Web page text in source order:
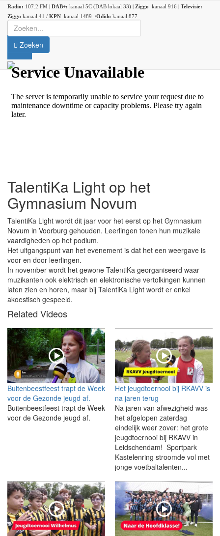
Radio: 107.2 FM | DAB+: kanaal 5C (DAB lokaal 33) | Ziggo kanaal 916 | Televisie:
Ziggo kanaal 41 / KPN kanaal 1489 /Odido kanaal 877
Zoeken
TalentiKa Light op het
Gymnasium Novum
TalentiKa Light wordt dit jaar voor het eerst op het Gymnasium
Novum in Voorburg gehouden. Leerlingen tonen hun muzikale
vaardigheden op het podium.
Het uitgangspunt van het evenement is dat het een weergave is
voor en door leerlingen.
In november wordt het gewone TalentiKa georganiseerd waar
muzikanten ook elektrisch en elektronische vertolkingen kunnen
laten zien en horen, maar bij TalentiKa Light wordt er enkel
akoestisch gespeeld.
Related Videos
Buitenbeestfeest trapt de Week
voor de Gezonde jeugd af.
Buitenbeestfeest trapt de Week
voor de Gezonde jeugd af.
Het jeugdtoernooi bij RKAVV is
na jaren terug
Na jaren van afwezigheid was
het afgelopen zaterdag
eindelijk weer zover: het grote
jeugdtoernooi bij RKAVV in
Leidschendam! Sportpark
Kastelenring stroomde vol met
jonge voetbaltalenten...